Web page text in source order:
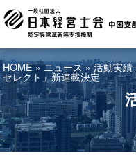
HOME»ニュース»活動実績
セレクト」新連載決定